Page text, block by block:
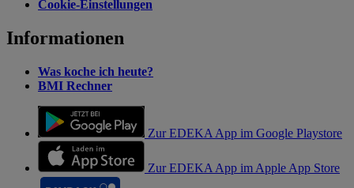
Cookie-Einstellungen
Informationen
Was koche ich heute?
BMI Rechner
Zur EDEKA App im Google Playstore
Zur EDEKA App im Apple App Store